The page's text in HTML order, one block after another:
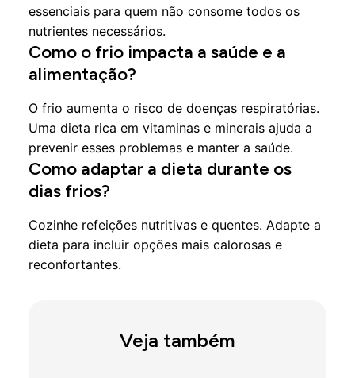
essenciais para quem não consome todos os
nutrientes necessários.
Como o frio impacta a saúde e a
alimentação?
O frio aumenta o risco de doenças respiratórias.
Uma dieta rica em vitaminas e minerais ajuda a
prevenir esses problemas e manter a saúde.
Como adaptar a dieta durante os
dias frios?
Cozinhe refeições nutritivas e quentes. Adapte a
dieta para incluir opções mais calorosas e
reconfortantes.
Veja também